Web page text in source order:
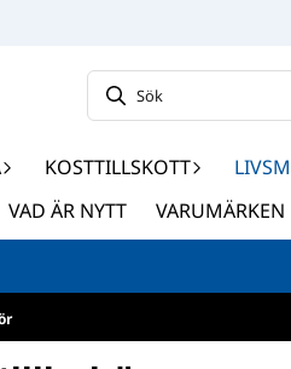
KOSTTILLSKOTT
VAD ÄR NYTT VARUMÄRKEN